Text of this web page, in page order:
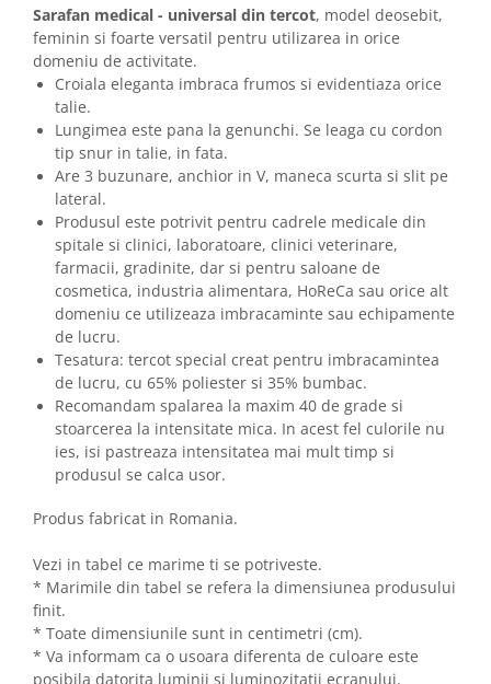
Sarafan medical - universal din tercot, model deosebit,
feminin si foarte versatil pentru utilizarea in orice
domeniu de activitate.
Croiala eleganta imbraca frumos si evidentiaza orice
talie.
Lungimea este pana la genunchi. Se leaga cu cordon
tip snur in talie, in fata.
Are 3 buzunare, anchior in V, maneca scurta si slit pe
lateral.
Produsul este potrivit pentru cadrele medicale din
spitale si clinici, laboratoare, clinici veterinare,
farmacii, gradinite, dar si pentru saloane de
cosmetica, industria alimentara, HoReCa sau orice alt
domeniu ce utilizeaza imbracaminte sau echipamente
de lucru.
Tesatura: tercot special creat pentru imbracamintea
de lucru, cu 65% poliester si 35% bumbac.
Recomandam spalarea la maxim 40 de grade si
stoarcerea la intensitate mica. In acest fel culorile nu
ies, isi pastreaza intensitatea mai mult timp si
produsul se calca usor.
Produs fabricat in Romania.
Vezi in tabel ce marime ti se potriveste.
* Marimile din tabel se refera la dimensiunea produsului
finit.
* Toate dimensiunile sunt in centimetri (cm).
* Va informam ca o usoara diferenta de culoare este
posibila datorita luminii si luminozitatii ecranului.